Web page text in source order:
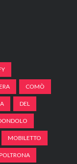
COMÒ
DEL
MOBILETTO